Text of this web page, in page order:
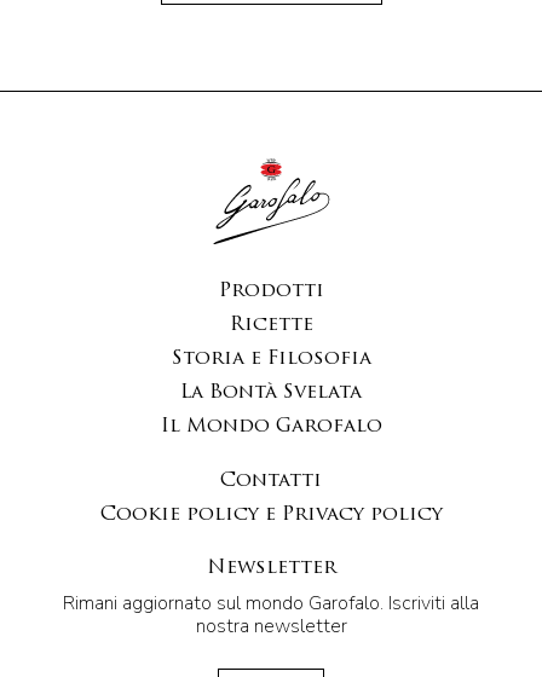
Prodotti
Ricette
Storia e Filosofia
La Bontà Svelata
Il Mondo Garofalo
Contatti
Cookie policy e Privacy policy
Newsletter
Rimani aggiornato sul mondo Garofalo. Iscriviti alla
nostra newsletter